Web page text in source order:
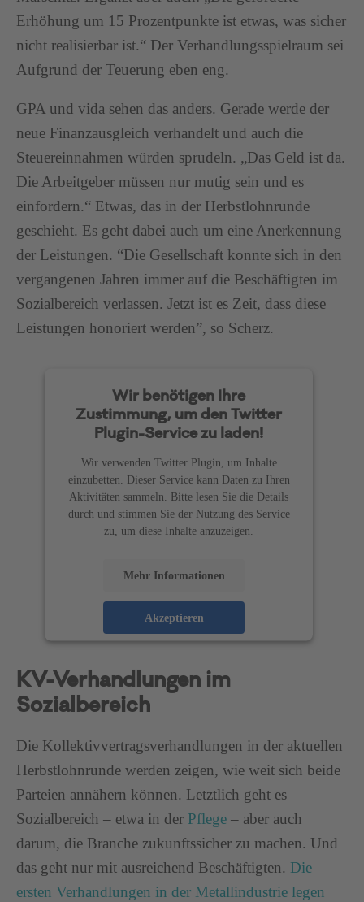
Erhöhung um 15 Prozentpunkte ist etwas, was sicher
nicht realisierbar ist.“ Der Verhandlungsspielraum sei
Aufgrund der Teuerung eben eng.
GPA und vida sehen das anders. Gerade werde der
neue Finanzausgleich verhandelt und auch die
Steuereinnahmen würden sprudeln. „Das Geld ist da.
Die Arbeitgeber müssen nur mutig sein und es
einfordern.“ Etwas, das in der Herbstlohnrunde
geschieht. Es geht dabei auch um eine Anerkennung
der Leistungen. “Die Gesellschaft konnte sich in den
vergangenen Jahren immer auf die Beschäftigten im
Sozialbereich verlassen. Jetzt ist es Zeit, dass diese
Leistungen honoriert werden”, so Scherz.
Wir benötigen Ihre
Zustimmung, um den Twitter
Plugin-Service zu laden!
Wir verwenden Twitter Plugin, um Inhalte
einzubetten. Dieser Service kann Daten zu Ihren
Aktivitäten sammeln. Bitte lesen Sie die Details
durch und stimmen Sie der Nutzung des Service
zu, um diese Inhalte anzuzeigen.
Mehr Informationen
Akzeptieren
KV-Verhandlungen im
Sozialbereich
Die Kollektivvertragsverhandlungen in der aktuellen
Herbstlohnrunde werden zeigen, wie weit sich beide
Parteien annähern können. Letztlich geht es
Sozialbereich – etwa in der Pflege – aber auch
darum, die Branche zukunftssicher zu machen. Und
das geht nur mit ausreichend Beschäftigten. Die
ersten Verhandlungen in der Metallindustrie legen